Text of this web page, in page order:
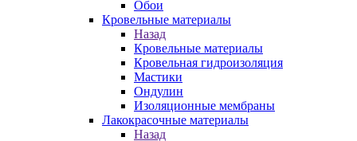
Обои
Кровельные материалы
Назад
Кровельные материалы
Кровельная гидроизоляция
Мастики
Ондулин
Изоляционные мембраны
Лакокрасочные материалы
Назад